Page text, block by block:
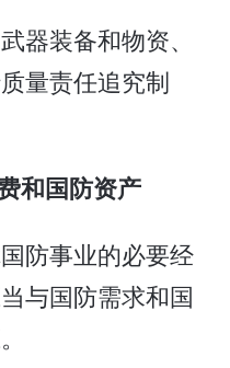
器装备和物资、
量责任追究制
和国防资产
防事业的必要经
与国防需求和国